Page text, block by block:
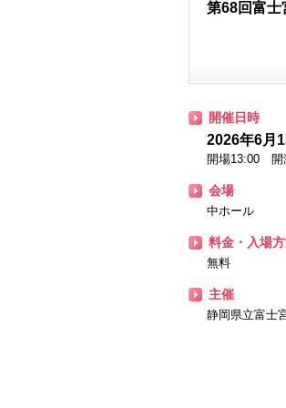
第68回富士
開催日時
2026年6月
開場13:00 開
会場
中ホール
料金・入場
無料
主催
静岡県立富士